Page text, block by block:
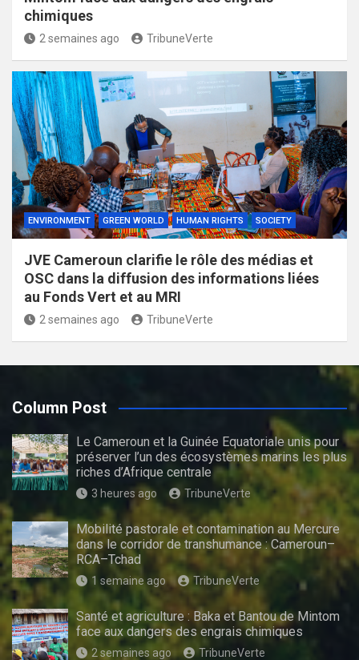
chimiques
2 semaines ago TribuneVerte
ENVIRONMENT GREEN WORLD HUMAN RIGHTS SOCIETY
JVE Cameroun clarifie le rôle des médias et
OSC dans la diffusion des informations liées
au Fonds Vert et au MRI
2 semaines ago TribuneVerte
Column Post
Le Cameroun et la Guinée Equatoriale unis pour
préserver l’un des écosystèmes marins les plus
riches d’Afrique centrale
3 heures ago TribuneVerte
Mobilité pastorale et contamination au Mercure
dans le corridor de transhumance : Cameroun–
RCA–Tchad
1 semaine ago TribuneVerte
Santé et agriculture : Baka et Bantou de Mintom
face aux dangers des engrais chimiques
2 semaines ago TribuneVerte